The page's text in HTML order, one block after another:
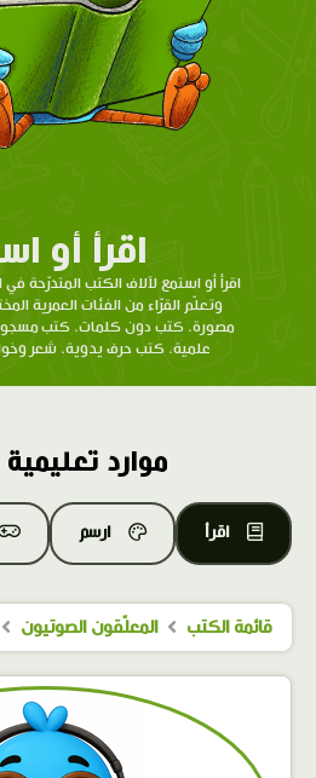
اقرأ أو
اقرأ أو استمع لآلاف الكتب المتدرّحة
وتعلّم القرّاء من الفئات العمرية
مصورة، كتب دون كلمات، كتب
علمية، كتب حرف يدوية، شعر
موارد
اقرأ ارسم
قائمة الكتب المعلّقون الصوتيون